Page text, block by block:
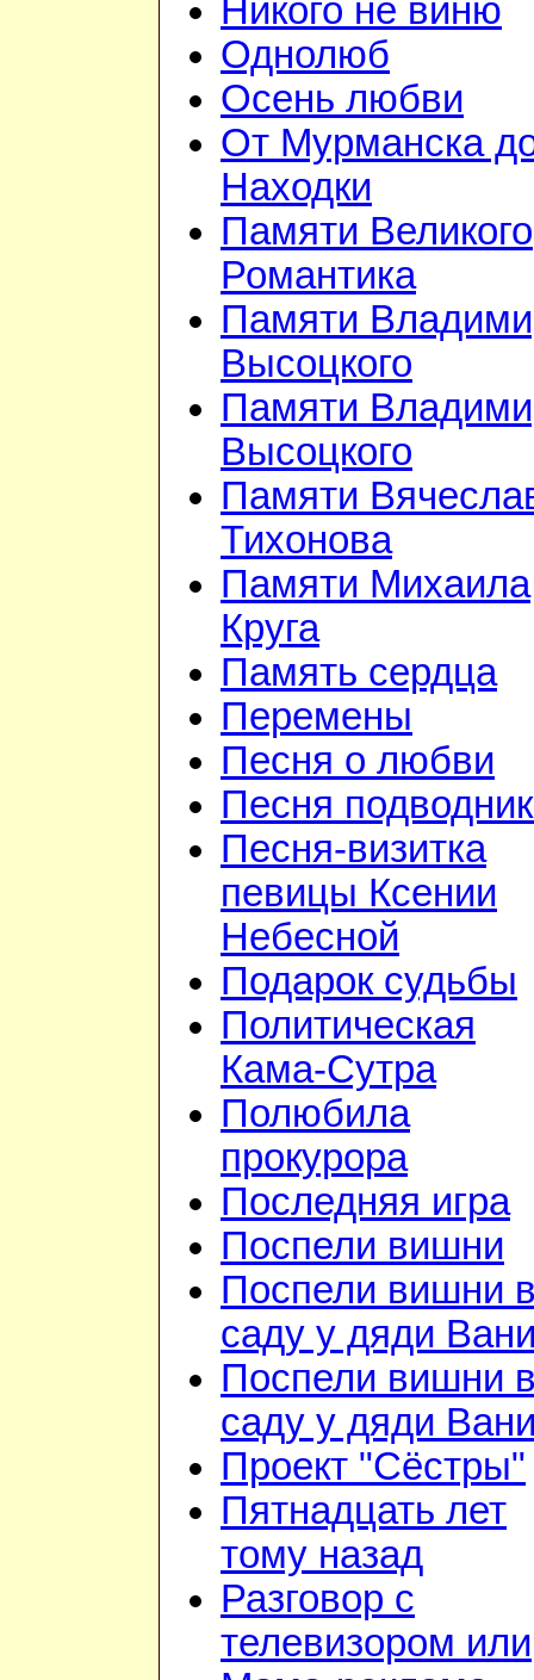
Никого не виню
Однолюб
Осень любви
От Мурманска
Находки
Памяти Великого
Романтика
Памяти
Высоцкого
Памяти
Высоцкого
Памяти
Тихонова
Памяти Михаила
Круга
Память сердца
Перемены
Песня о любви
Песня
Песня-визитка
певицы Ксении
Небесной
Подарок судьбы
Политическая
Кама-Сутра
Полюбила
прокурора
Последняя игра
Поспели вишни
Поспели вишни
саду у дяди
Поспели вишни
саду у дяди
Проект "Сёстры"
Пятнадцать лет
тому назад
Разговор с
телевизором или